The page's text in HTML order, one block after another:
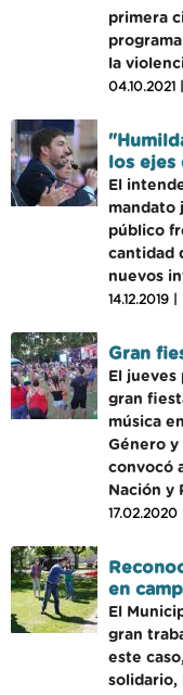
primera
la
04.10.2021 |
los
El
mandato
público
cantidad
nuevos
14.12.2019 |
Gran
El jueves
gran
música
Género y
convocó
Nación y
17.02.2020 |
en
El
gran
este
solidario,